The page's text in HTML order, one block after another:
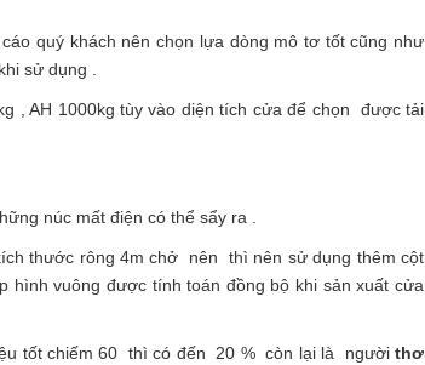
quý khách nên chọn lựa dòng mô tơ tốt cũng như
sử dụng .
, AH 1000kg tùy vào diện tích cửa để chọn được tải
núc mất điện có thể sẩy ra .
thước rông 4m chở nên thì nên sử dụng thêm cột
hình vuông được tính toán đồng bộ khi sản xuất cửa
tốt chiếm 60 thì có đến 20 % còn lại là người thơ